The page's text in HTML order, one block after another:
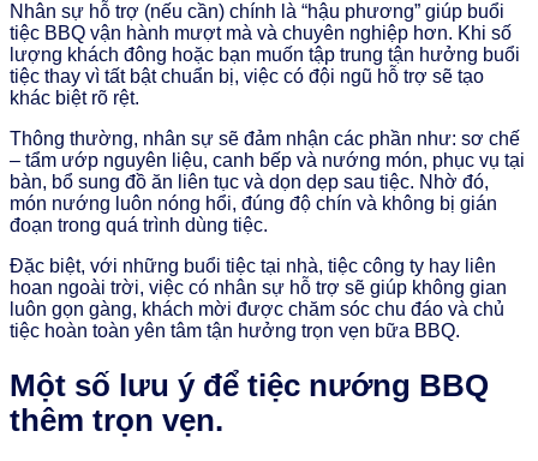
Nhân sự hỗ trợ (nếu cần) chính là “hậu phương” giúp buổi
tiệc BBQ vận hành mượt mà và chuyên nghiệp hơn. Khi số
lượng khách đông hoặc bạn muốn tập trung tận hưởng buổi
tiệc thay vì tất bật chuẩn bị, việc có đội ngũ hỗ trợ sẽ tạo
khác biệt rõ rệt.
Thông thường, nhân sự sẽ đảm nhận các phần như: sơ chế
– tẩm ướp nguyên liệu, canh bếp và nướng món, phục vụ tại
bàn, bổ sung đồ ăn liên tục và dọn dẹp sau tiệc. Nhờ đó,
món nướng luôn nóng hổi, đúng độ chín và không bị gián
đoạn trong quá trình dùng tiệc.
Đặc biệt, với những buổi tiệc tại nhà, tiệc công ty hay liên
hoan ngoài trời, việc có nhân sự hỗ trợ sẽ giúp không gian
luôn gọn gàng, khách mời được chăm sóc chu đáo và chủ
tiệc hoàn toàn yên tâm tận hưởng trọn vẹn bữa BBQ.
Một số lưu ý để tiệc nướng BBQ
thêm trọn vẹn.